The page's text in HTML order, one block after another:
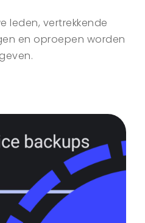
leden, vertrekkende
en oproepen worden